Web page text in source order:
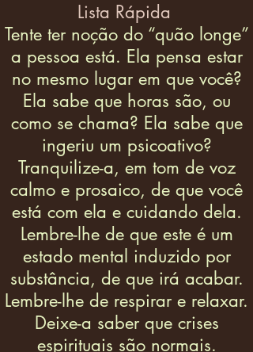
Lista Rápida
Tente ter noção do “quão longe”
a pessoa está. Ela pensa estar
no mesmo lugar em que você?
Ela sabe que horas são, ou
como se chama? Ela sabe que
ingeriu um psicoativo?
Tranquilize-a, em tom de voz
calmo e prosaico, de que você
está com ela e cuidando dela.
Lembre-lhe de que este é um
estado mental induzido por
substância, de que irá acabar.
Lembre-lhe de respirar e relaxar.
Deixe-a saber que crises
espirituais são normais.